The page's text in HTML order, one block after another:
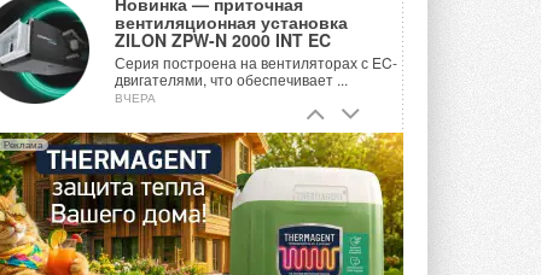
вентиляционная установка
ZILON ZPW-N 2000 INT EC
Серия построена на вентиляторах с EC-
двигателями, что обеспечивает ...
ВЧЕРА
Учёные ЮУрГУ создали
каскадную установку,
объединяющую солнечную и
геотермальную энергию
Природосберегающие технологии ...
ВЧЕРА
Реклама